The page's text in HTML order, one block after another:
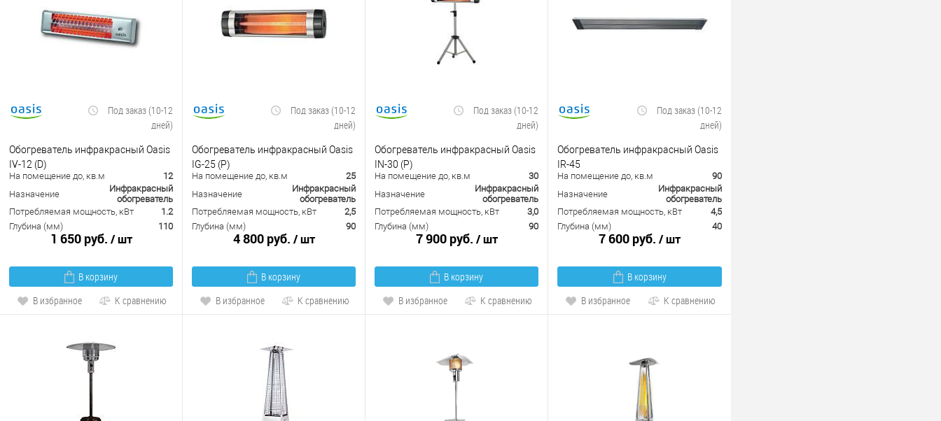
Под заказ (10-12
дней)
Обогреватель инфракрасный Oasis
IV-12 (D)
На помещение до, кв.м
12
Назначение
Инфракрасный
обогреватель
Потребляемая мощность, кВт
1.2
Глубина (мм)
110
1 650 руб. / шт
В корзину
В избранное
К сравнению
Под заказ (10-12
дней)
Обогреватель инфракрасный Oasis
IG-25 (P)
На помещение до, кв.м
25
Назначение
Инфракрасный
обогреватель
Потребляемая мощность, кВт
2,5
Глубина (мм)
90
4 800 руб. / шт
В корзину
В избранное
К сравнению
Под заказ (10-12
дней)
Обогреватель инфракрасный Oasis
IN-30 (P)
На помещение до, кв.м
30
Назначение
Инфракрасный
обогреватель
Потребляемая мощность, кВт
3,0
Глубина (мм)
90
7 900 руб. / шт
В корзину
В избранное
К сравнению
Под заказ (10-12
дней)
Обогреватель инфракрасный Oasis
IR-45
На помещение до, кв.м
90
Назначение
Инфракрасный
обогреватель
Потребляемая мощность, кВт
4,5
Глубина (мм)
40
7 600 руб. / шт
В корзину
В избранное
К сравнению